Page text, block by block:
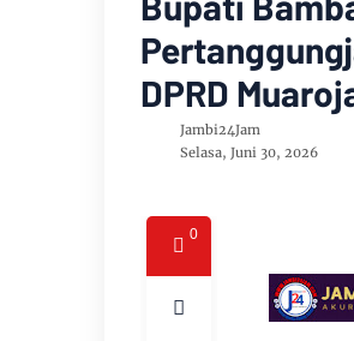
DPRD
Jambi24Jam
Selasa, Juni 30, 2026
0